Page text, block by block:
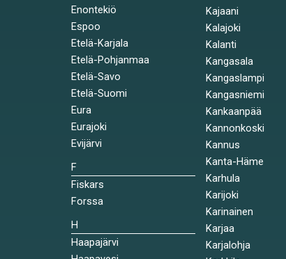
Enontekiö
Espoo
Etelä-Karjala
Etelä-Pohjanmaa
Etelä-Savo
Etelä-Suomi
Eura
Eurajoki
Evijärvi
F
Fiskars
Forssa
H
Haapajärvi
Kajaani
Kalajoki
Kalanti
Kangasala
Kangaslampi
Kangasniemi
Kankaanpää
Kannonkoski
Kannus
Kanta-Häme
Karhula
Karijoki
Karinainen
Karjaa
Karjalohja